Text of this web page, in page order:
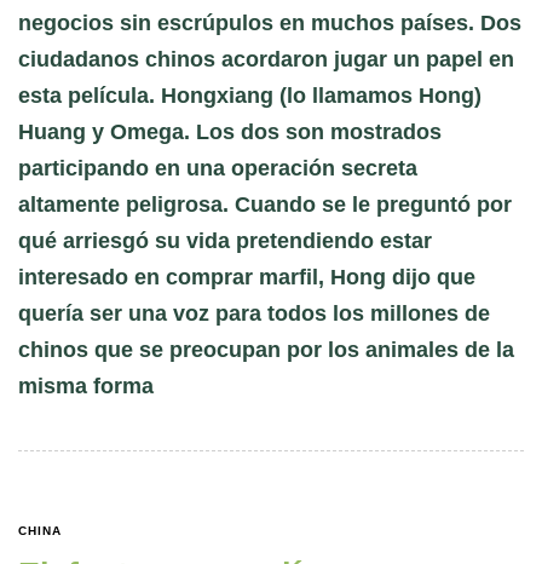
negocios sin escrúpulos en muchos países. Dos
ciudadanos chinos acordaron jugar un papel en
esta película. Hongxiang (lo llamamos Hong)
Huang y Omega. Los dos son mostrados
participando en una operación secreta
altamente peligrosa. Cuando se le preguntó por
qué arriesgó su vida pretendiendo estar
interesado en comprar marfil, Hong dijo que
quería ser una voz para todos los millones de
chinos que se preocupan por los animales de la
misma forma
CHINA